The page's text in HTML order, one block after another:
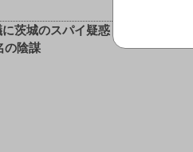
に茨城のスパイ疑惑？
の陰謀
町村